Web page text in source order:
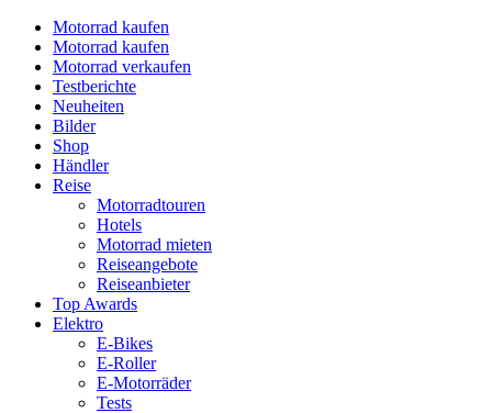
Motorrad kaufen
Motorrad kaufen
Motorrad verkaufen
Testberichte
Neuheiten
Bilder
Shop
Händler
Reise
Motorradtouren
Hotels
Motorrad mieten
Reiseangebote
Reiseanbieter
Top Awards
Elektro
E-Bikes
E-Roller
E-Motorräder
Tests